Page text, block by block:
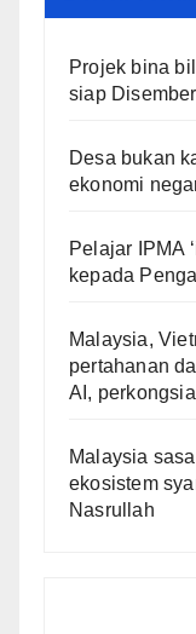
Projek bina
siap
Desa bukan
ekonomi
Pelajar IPMA
kepada
Malaysia,
pertahanan
AI,
Malaysia
ekosistem
Nasrullah